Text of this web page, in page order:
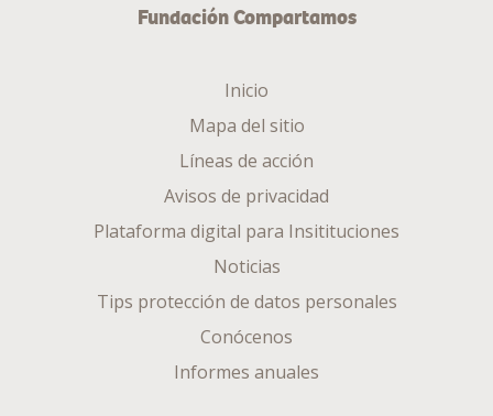
Fundación Compartamos
Inicio
Mapa del sitio
Líneas de acción
Avisos de privacidad
Plataforma digital para Insitituciones
Noticias
Tips protección de datos personales
Conócenos
Informes anuales